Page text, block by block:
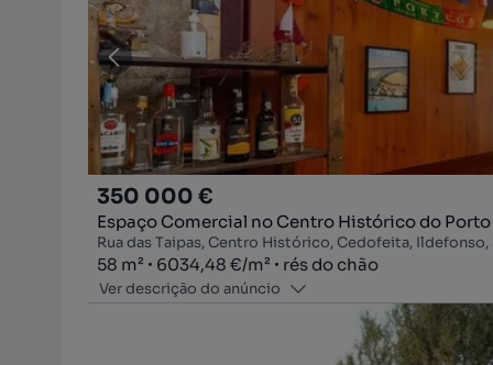
350 000 €
Espaço Comercial no Centro Histórico do
Rua das Taipas, Centro Histórico, Cedofeita,
Zona
58 m²
Preço por metro quadrado
6034,48 €/m²
Andar rés do chão
Ver descrição do anúncio